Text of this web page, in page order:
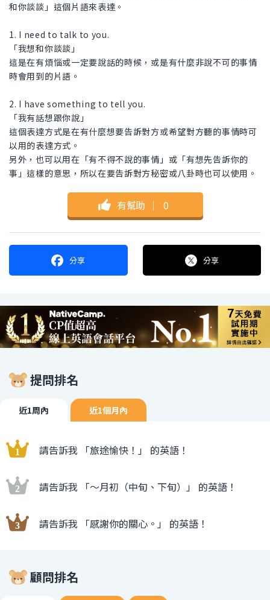
和你談談」這個片語來表達。
1. I need to talk to you.
「我想和你談談」
這是在有煩惱或一定要說話的時候，或是有什麼非說不可的事情
時會用到的片語。
2. I have something to tell you.
「我有話想跟你說」
這個表達方式是在有什麼想要告訴對方或希望對方聽的事情時可
以用的表達方式。
另外，也可以用在「有不得不說的事情」或「有想先告訴你的
事」這樣的意思，所以在要告訴對方秘密或八卦時也可以使用。
有幫助 ｜ 0
分享 分享
提問排名
近1周內 近1個月內
請告訴我 「旅途愉快！」 的英語！
請告訴我 「〜月初（中旬、下旬）」 的英語！
請告訴我 「感謝你的關心。」 的英語！
顧問排名